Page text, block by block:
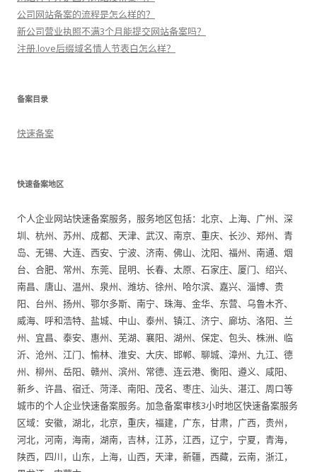
公司网站备案的流程是怎么样的？
新公司营业执照不满3个月能提交网站备案吗？
注册.love后缀域名情人节表白怎么样？
备案目录
快速备案
快速备案地区
个人企业网站快速备案服务，服务地区包括：北京、上海、广州、深
圳、杭州、苏州、成都、天津、武汉、南京、重庆、长沙、郑州、青
岛、无锡、大连、西安、宁波、济南、佛山、沈阳、福州、南通、烟
台、合肥、常州、东莞、昆明、长春、太原、石家庄、厦门、绍兴、
南昌、唐山、温州、泉州、潍坊、徐州、哈尔滨、嘉兴、淄博、贵
阳、台州、扬州、鄂尔多斯、南宁、珠海、金华、东营、乌鲁木齐、
威海、呼和浩特、盐城、中山、泰州、镇江、济宁、廊坊、洛阳、兰
州、宜昌、泰安、惠州、芜湖、襄阳、湖州、保定、包头、株洲、临
沂、沧州、江门、愉林、淮安、大庆、邯郸、聊城、漳州、九江、德
州、柳州、岳阳、赣州、滨州、常德、连云港、衡阳、遵义、咸阳、
新乡、许昌、宿迁、菏泽、南阳、茂名、枣庄、汕头、湛江、周口等
城市的个人企业快速备案服务。加急备案审核3小时地区快速备案服务
区域：安徽，湖北，北京，重庆，福建，广东，甘肃，广西，贵州，
河北，河南，海南，湖南，吉林，江苏，江西，辽宁，宁夏，青海，
陕西，四川，山东，上海，山西，天津，新疆，西藏，云南，浙江，